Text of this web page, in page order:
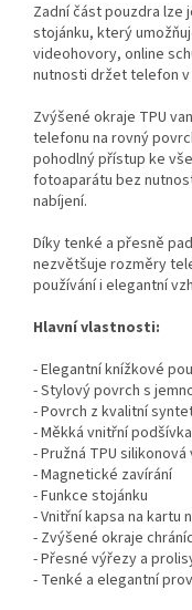
Zadní část pouzdra
stojánku, který
videohovory, online
nutnosti držet telefon v
Zvýšené okraje TPU
telefonu na rovný
pohodlný přístup ke
fotoaparátu bez
nabíjení.
Díky tenké a přesně
nezvětšuje rozměry
používání i elegantní
Hlavní vlastnosti:
- Elegantní knížkové
- Stylový povrch s
- Povrch z kvalitní
- Měkká vnitřní
- Pružná TPU
- Magnetické zavírání
- Funkce stojánku
- Vnitřní kapsa na kartu
- Zvýšené okraje
- Přesné výřezy a
- Tenké a elegantní